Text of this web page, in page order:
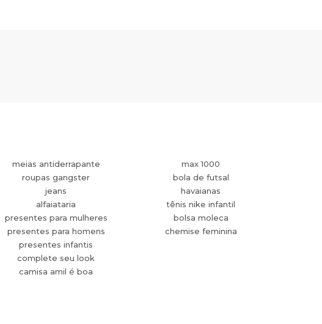
meias antiderrapante
roupas gangster
jeans
alfaiataria
presentes para mulheres
presentes para homens
presentes infantis
complete seu look
camisa amil é boa
max 1000
bola de futsal
havaianas
tênis nike infantil
bolsa moleca
chemise feminina